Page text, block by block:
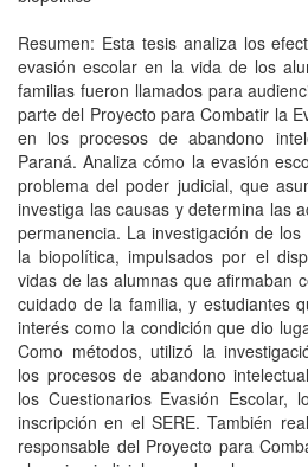
Resumen: Esta tesis analiza los
evasión escolar en la vida de los
familias fueron llamados para
parte del Proyecto para Combatir la
en los procesos de abandono
Paraná. Analiza cómo la evasión
problema del poder judicial, que
investiga las causas y determina las
permanencia. La investigación de
la biopolítica, impulsados por el
vidas de las alumnas que afirmaban
cuidado de la familia, y estudiantes
interés como la condición que dio
Como métodos, utilizó la
los procesos de abandono
los Cuestionarios Evasión Escolar,
inscripción en el SERE. También
responsable del Proyecto para